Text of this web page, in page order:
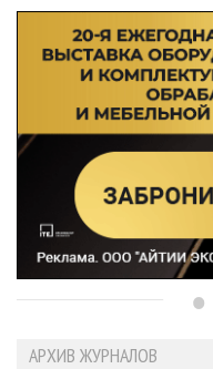
АРХИВ ЖУРНАЛОВ